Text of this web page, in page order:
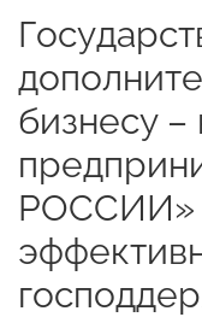
бизнесу –
РОССИИ»